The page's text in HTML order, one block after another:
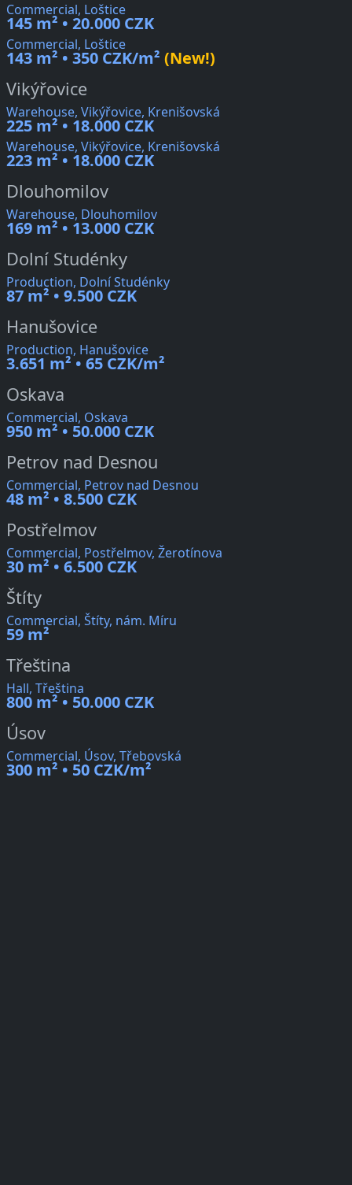
Commercial, Loštice
145 m² • 20.000 CZK
Commercial, Loštice
143 m² • 350 CZK/m² (New!)
Vikýřovice
Warehouse, Vikýřovice, Krenišovská
225 m² • 18.000 CZK
Warehouse, Vikýřovice, Krenišovská
223 m² • 18.000 CZK
Dlouhomilov
Warehouse, Dlouhomilov
169 m² • 13.000 CZK
Dolní Studénky
Production, Dolní Studénky
87 m² • 9.500 CZK
Hanušovice
Production, Hanušovice
3.651 m² • 65 CZK/m²
Oskava
Commercial, Oskava
950 m² • 50.000 CZK
Petrov nad Desnou
Commercial, Petrov nad Desnou
48 m² • 8.500 CZK
Postřelmov
Commercial, Postřelmov, Žerotínova
30 m² • 6.500 CZK
Štíty
Commercial, Štíty, nám. Míru
59 m²
Třeština
Hall, Třeština
800 m² • 50.000 CZK
Úsov
Commercial, Úsov, Třebovská
300 m² • 50 CZK/m²